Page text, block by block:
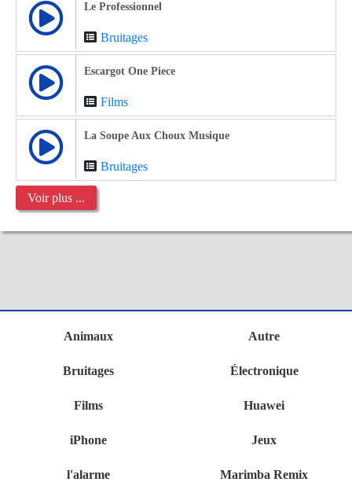
Le Professionnel
Bruitages
Escargot One Piece
Films
La Soupe Aux Choux Musique
Bruitages
Voir plus ...
Animaux Autre
Bruitages Électronique
Films Huawei
iPhone Jeux
l'alarme Marimba Remix